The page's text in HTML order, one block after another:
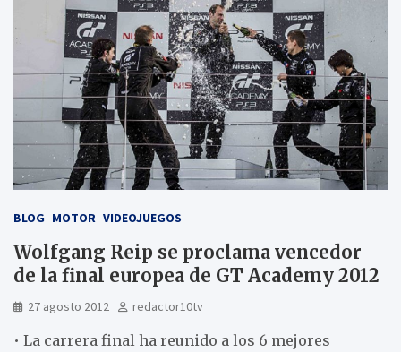
BLOG MOTOR VIDEOJUEGOS
Wolfgang Reip se proclama vencedor
de la final europea de GT Academy 2012
27 agosto 2012 redactor10tv
• La carrera final ha reunido a los 6 mejores